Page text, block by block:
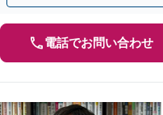
電話でお問い合わせ